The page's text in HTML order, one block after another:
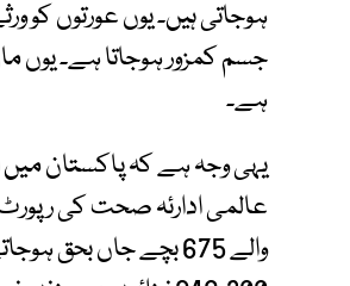
ہوجاتی ہیں۔ یوں عورتوں کو
جسم کمزور ہوجاتا ہے۔ یوں
ہے۔
یہی وجہ ہے کہ پاکستان